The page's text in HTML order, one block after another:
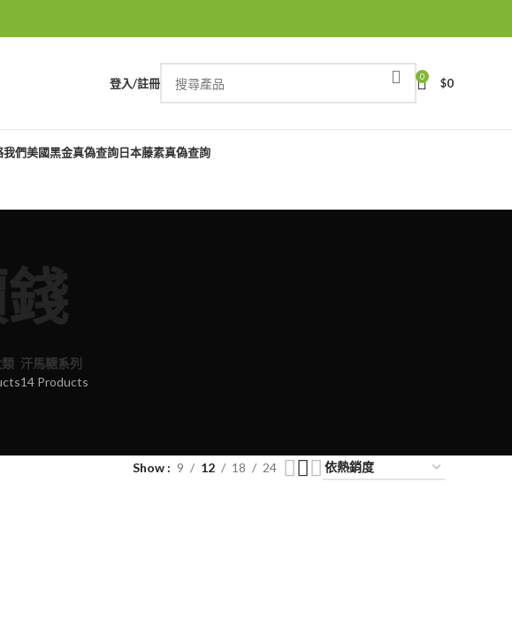
登入/註冊 0 $0
我們美國黑金真偽查詢日本藤素真偽查詢
汗馬糖系列
14 Products
Show 9 12 18 24